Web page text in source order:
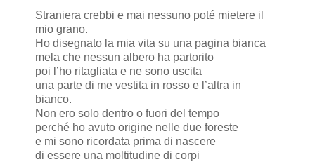
Straniera crebbi e mai nessuno poté mietere il
mio grano.
Ho disegnato la mia vita su una pagina bianca
mela che nessun albero ha partorito
poi l’ho ritagliata e ne sono uscita
una parte di me vestita in rosso e l’altra in
bianco.
Non ero solo dentro o fuori del tempo
perché ho avuto origine nelle due foreste
e mi sono ricordata prima di nascere
di essere una moltitudine di corpi